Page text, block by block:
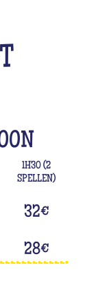
1H30 (2
SPELLEN)
32€
28€